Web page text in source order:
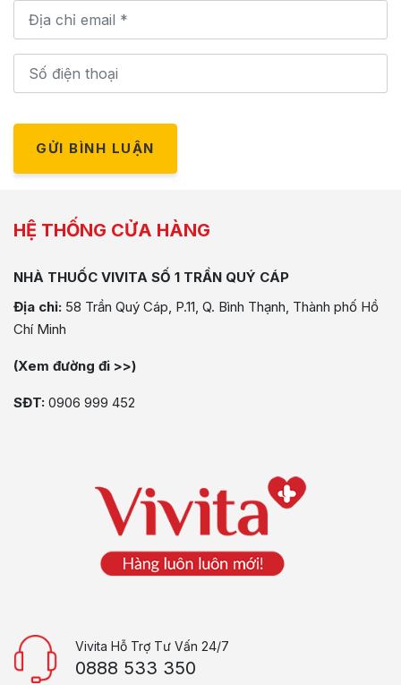
GỬI BÌNH LUẬN
HỆ THỐNG CỬA HÀNG
NHÀ THUỐC VIVITA SỐ 1 TRẦN QUÝ CÁP
Địa chỉ: 58 Trần Quý Cáp, P.11, Q. Bình Thạnh, Thành phố Hồ
Chí Minh
(Xem đường đi >>)
SĐT: 0906 999 452
Vivita Hỗ Trợ Tư Vấn 24/7
0888 533 350